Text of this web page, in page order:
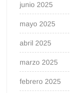
junio 2025
mayo 2025
abril 2025
marzo 2025
febrero 2025